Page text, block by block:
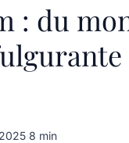
: du
·8 min